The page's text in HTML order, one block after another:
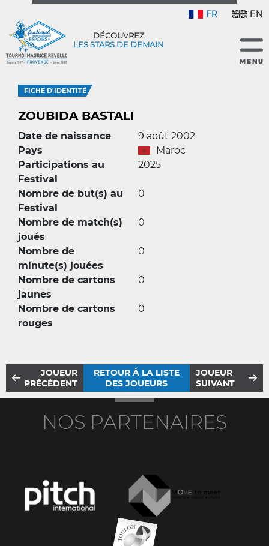
FR EN
DÉCOUVREZ
LES STARS DE DEMAIN
FICHE D'IDENTITÉ
ZOUBIDA BASTALI
Date de naissance
9 août 2002
Pays
Maroc
Participations au
Festival
2025
Nombre de but(s) au
Festival
0
Nombre de match(s)
joués
0
Nombre de
minute(s) jouées
0
Nombre de cartons
jaunes
0
Nombre de cartons
rouges
0
JOUEUR
PRÉCÉDENT
RETOUR À LA LISTE
DES JOUEURS
JOUEUR
SUIVANT
NOS PARTENAIRES